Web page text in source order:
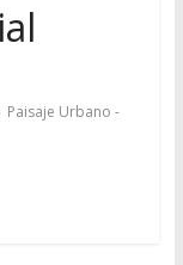
Paisaje Urbano -